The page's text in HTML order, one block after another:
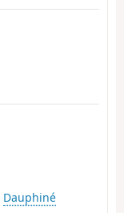
Dauphiné